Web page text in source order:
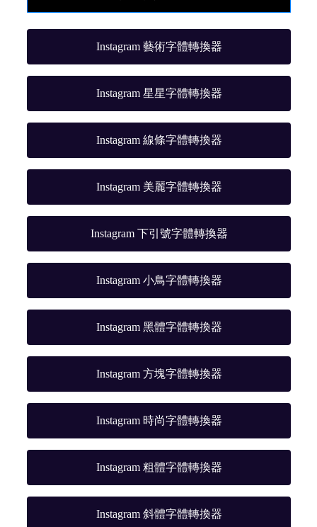
Instagram 藝術字體轉換器
Instagram 星星字體轉換器
Instagram 線條字體轉換器
Instagram 美麗字體轉換器
Instagram 下引號字體轉換器
Instagram 小鳥字體轉換器
Instagram 黑體字體轉換器
Instagram 方塊字體轉換器
Instagram 時尚字體轉換器
Instagram 粗體字體轉換器
Instagram 斜體字體轉換器